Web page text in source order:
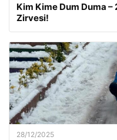
Kim Kime Dum Duma
Zirvesi!
28/12/2025